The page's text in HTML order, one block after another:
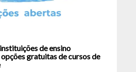
de ensino
gratuitas de cursos de